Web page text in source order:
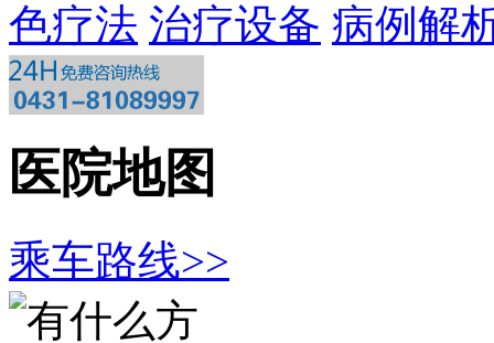
色疗法 治疗设备 病例解
医院地图
乘车路线>>